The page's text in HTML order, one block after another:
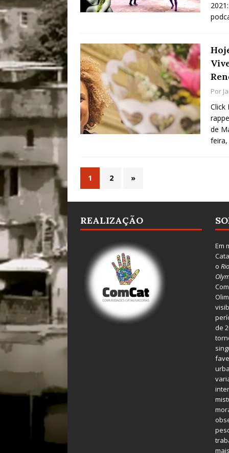
Por
Click
de
feira,
1 2 »
REALIZAÇÃO
Em
o
de